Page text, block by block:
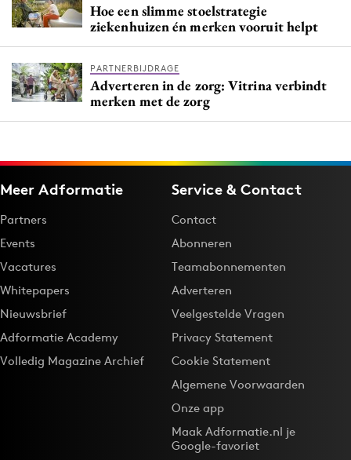
Hoe een slimme stoelstrategie
ziekenhuizen én merken vooruit helpt
PARTNERBIJDRAGE
Adverteren in de zorg: Vitrina verbindt
merken met de zorg
Meer Adformatie
Partners
Events
Vacatures
Whitepapers
Nieuwsbrief
Adformatie Academy
Volledig Magazine Archief
Service & Contact
Contact
Abonneren
Teamabonnementen
Adverteren
Veelgestelde Vragen
Privacy Statement
Cookie Statement
Algemene Voorwaarden
Onze app
Maak Adformatie.nl je
Google-favoriet